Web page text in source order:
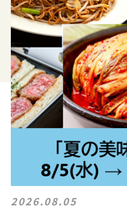
2026.08.05